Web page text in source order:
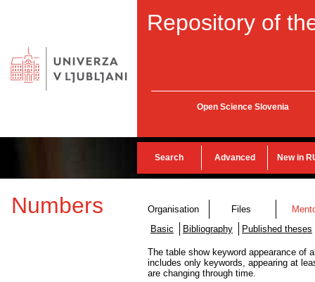
Repository of
Open Science Slovenia
Search Advanced New in
Numbers Organisation Files
Basic
Bibliography Published theses
The table show keyword appearance of
includes only keywords, appearing at
are changing through time.